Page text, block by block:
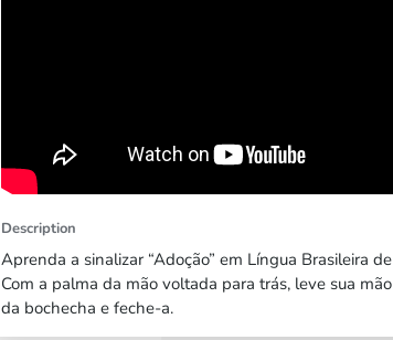
Description
Aprenda a sinalizar “Adoção” em Língua Brasileira
Com a palma da mão voltada para trás, leve sua
da bochecha e feche-a.